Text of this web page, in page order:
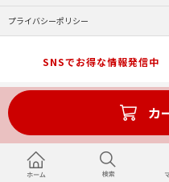
カ
プライバシーポリシー
SNSでお得な情報発信中